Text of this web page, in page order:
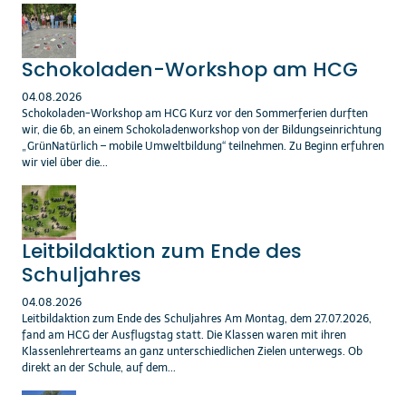
Schokoladen-Workshop am HCG
04.08.2026
Schokoladen-Workshop am HCG Kurz vor den Sommerferien durften
wir, die 6b, an einem Schokoladenworkshop von der Bildungseinrichtung
„GrünNatürlich – mobile Umweltbildung“ teilnehmen. Zu Beginn erfuhren
wir viel über die...
Leitbildaktion zum Ende des
Schuljahres
04.08.2026
Leitbildaktion zum Ende des Schuljahres Am Montag, dem 27.07.2026,
fand am HCG der Ausflugstag statt. Die Klassen waren mit ihren
Klassenlehrerteams an ganz unterschiedlichen Zielen unterwegs. Ob
direkt an der Schule, auf dem...